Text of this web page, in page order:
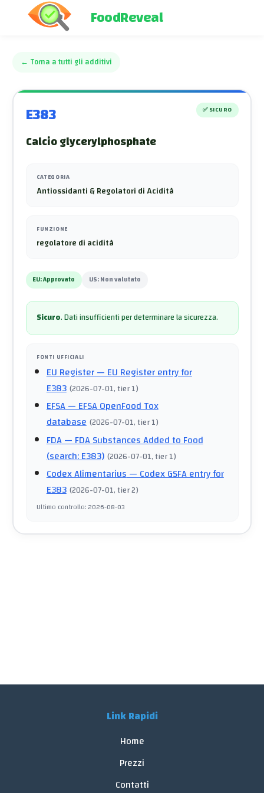
FoodReveal
← Torna a tutti gli additivi
E383 ✅SICURO
Calcio glycerylphosphate
CATEGORIA
Antiossidanti & Regolatori di Acidità
FUNZIONE
regolatore di acidità
EU:Approvato US:Non valutato
Sicuro.Dati insufficienti per determinare la sicurezza.
FONTI UFFICIALI
EU Register— EU Register entry for
E383 (2026-07-01, tier 1)
EFSA— EFSA OpenFood Tox
database (2026-07-01, tier 1)
FDA— FDA Substances Added to Food
(search: E383) (2026-07-01, tier 1)
Codex Alimentarius— Codex GSFA entry for
E383 (2026-07-01, tier 2)
Ultimo controllo:2026-08-03
Link Rapidi
Home
Prezzi
Contatti